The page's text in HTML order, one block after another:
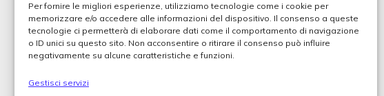
Per fornire le migliori esperienze, utilizziamo tecnologie come i cookie per
memorizzare e/o accedere alle informazioni del dispositivo. Il consenso a queste
tecnologie ci permetterà di elaborare dati come il comportamento di navigazione
o ID unici su questo sito. Non acconsentire o ritirare il consenso può influire
negativamente su alcune caratteristiche e funzioni.
Gestisci servizi
Indirizzo
Via Quercia, 23 80077 Ischia NA Italia